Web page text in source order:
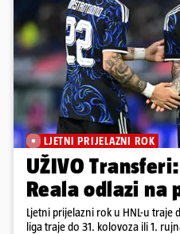
LJETNI PRIJELAZNI ROK
UŽIVO
Reala odlazi na
Ljetni prijelazni rok u HNL-u traje
liga traje do 31. kolovoza ili 1.